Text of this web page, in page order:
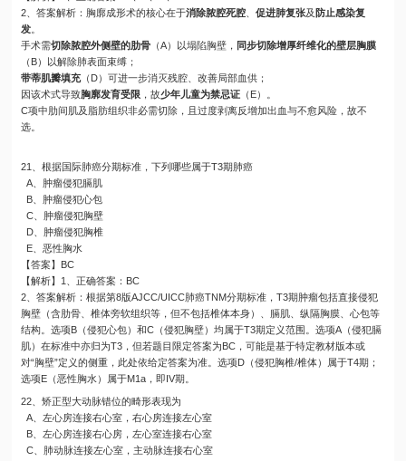
2、答案解析：胸廓成形术的核心在于消除脓腔死腔 、促进肺复张及 防止感染复
发
手术需切除脓腔外侧壁的肋骨 （A）以塌陷胸壁， 同步切除增厚纤维化的壁层胸膜
（B）以解除肺表面束缚；
带蒂肌瓣填充（D）可进一步消灭残腔、改善局部血供；
因该术式导致胸廓发育受限 ，故少年儿童为禁忌证 （E）。
C项中肋间肌及脂肪组织非必需切除，且过度剥离反增加出血与不愈风险，故不
选。
21、根据国际肺癌分期标准，下列哪些属于T3期肺癌
A、肿瘤侵犯膈肌
B、肿瘤侵犯心包
C、肿瘤侵犯胸壁
D、肿瘤侵犯胸椎
E、恶性胸水
【答案】BC
【解析】1、正确答案：BC
2、答案解析：根据第8版AJCC/UICC肺癌TNM分期标准，T3期肿瘤包括直接侵犯
胸壁（含肋骨、椎体旁软组织等，但不包括椎体本身）、膈肌、纵隔胸膜、心包等
结构。选项B（侵犯心包）和C（侵犯胸壁）均属于T3期定义范围。选项A（侵犯膈
肌）在标准中亦归为T3，但若题目限定答案为BC，可能是基于特定教材版本或
对“胸壁”定义的侧重，此处依给定答案为准。选项D（侵犯胸椎/椎体）属于T4期；
选项E（恶性胸水）属于M1a，即IV期。
22、矫正型大动脉错位的畸形表现为
A、左心房连接右心室，右心房连接左心室
B、左心房连接右心房，左心室连接右心室
C、肺动脉连接左心室，主动脉连接右心室